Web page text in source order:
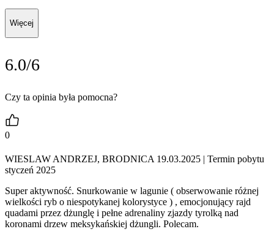
Więcej
6.0/6
Czy ta opinia była pomocna?
0
WIESLAW ANDRZEJ, BRODNICA 19.03.2025 | Termin pobytu
styczeń 2025
Super aktywność. Snurkowanie w lagunie ( obserwowanie różnej
wielkości ryb o niespotykanej kolorystyce ) , emocjonujący rajd
quadami przez dżunglę i pełne adrenaliny zjazdy tyrolką nad
koronami drzew meksykańskiej dżungli. Polecam.